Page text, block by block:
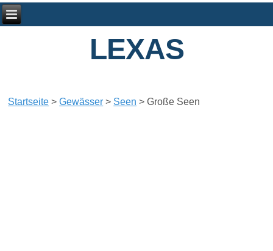
LEXAS
Startseite >Gewässer > Seen >Große Seen